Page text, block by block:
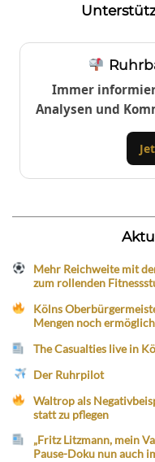
Immer
Analysen und
Mehr Reichweite mit
zum rollenden
Kölns
Mengen noch
The Casualties live in
Der Ruhrpilot
Waltrop als
statt zu pflegen
„Fritz Litzmann, mein
Pause-Doku nun auch